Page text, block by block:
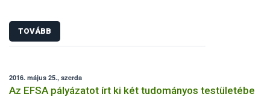
TOVÁBB
2016. május 25., szerda
Az EFSA pályázatot írt ki két tudományos testületébe